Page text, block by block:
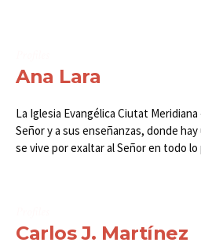
Ana Lara
La Iglesia Evangélica Ciutat
Señor y a sus enseñanzas, donde
se vive por exaltar al Señor en todo lo
Carlos J. Martínez